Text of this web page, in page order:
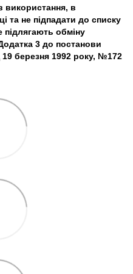
використання, в
та не підпадати до списку
підлягають обміну
3 до постанови
19 березня 1992 року, №172